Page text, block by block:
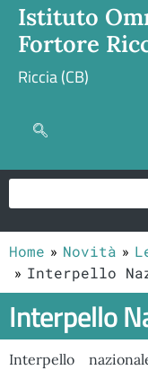
Istituto
Fortore
Riccia (CB)
Home Novità
Interpello
Interpello
Interpello